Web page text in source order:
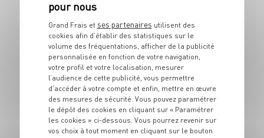
confits
4 pers. 25 min 45 min
Grand Frais et ses partenaires utilisent des
cookies afin d’établir des statistiques sur le
volume des fréquentations, afficher de la publicité
personnalisée en fonction de votre navigation,
votre profil et votre localisation, mesurer
l’audience de cette publicité, vous permettre
d’accéder à votre compte et enfin, mettre en œuvre
des mesures de sécurité. Vous pouvez paramétrer
le dépôt des cookies en cliquant sur « Paramétrer
les cookies » ci-dessous. Vous pourrez revenir sur
vos choix à tout moment en cliquant sur le bouton